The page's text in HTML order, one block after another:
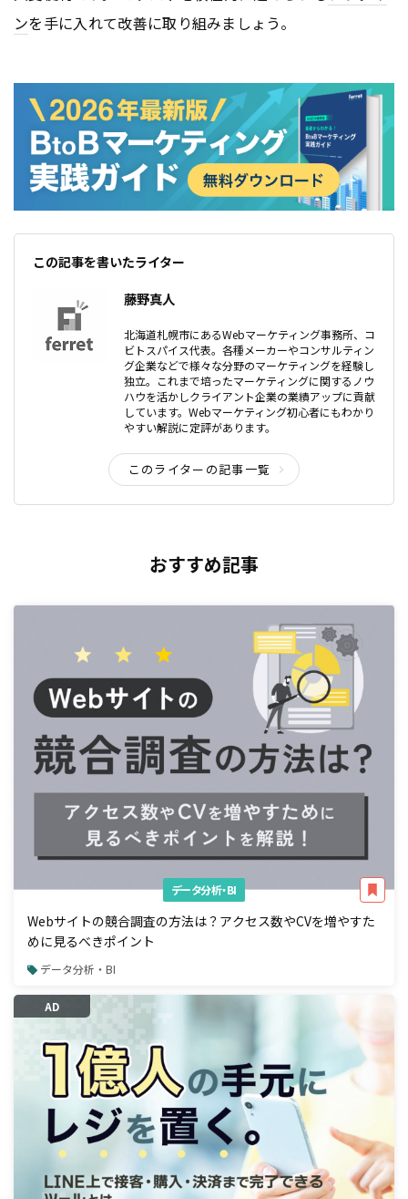
ンを手に入れて改善に取り組みましょう。
この記事を書いたライター
藤野真人
北海道札幌市にあるWebマーケティング事務所、コ
ビトスパイス代表。各種メーカーやコンサルティン
グ企業などで様々な分野のマーケティングを経験し
独立。これまで培ったマーケティングに関するノウ
ハウを活かしクライアント企業の業績アップに貢献
しています。Webマーケティング初心者にもわかり
やすい解説に定評があります。
このライターの記事一覧
おすすめ記事
データ分析・BI
Webサイトの競合調査の方法は？アクセス数やCVを増やすた
めに見るべきポイント
データ分析・BI
AD